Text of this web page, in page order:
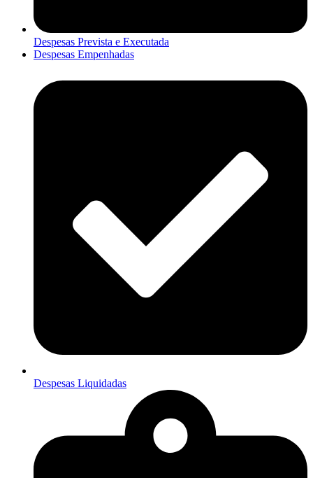
Despesas Prevista e Executada
Despesas Empenhadas
Despesas Liquidadas